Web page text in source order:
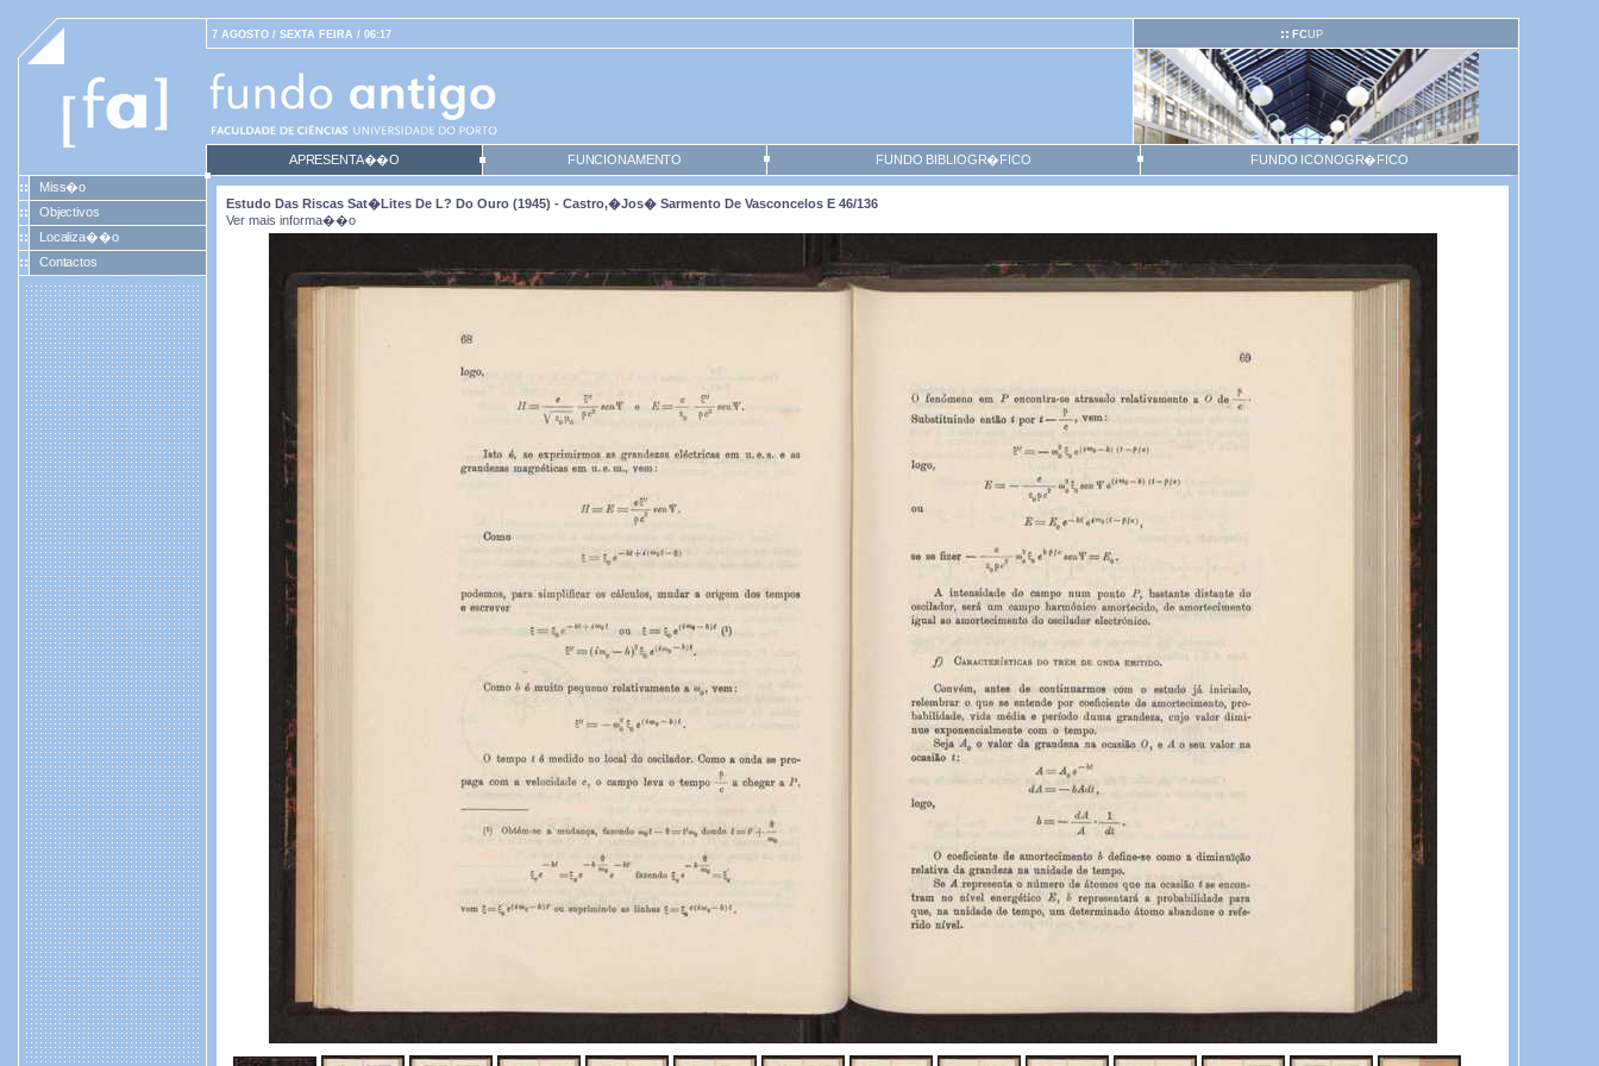
7 AGOSTO / SEXTA FEIRA / 06:17 FCUP
APRESENTA��O FUNCIONAMENTO FUNDO BIBLIOGR�FICO
FUNDO ICONOGR�FICO
Miss�o
Objectivos
Localiza��o
Contactos
Estudo Das Riscas Sat�lites De L? Do Ouro (1945) - Castro,�Jos� Sarmento De Vasconcelos E 46/136
Ver mais informa��o